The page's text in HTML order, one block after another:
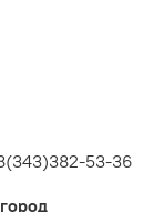
(343)382-53-36